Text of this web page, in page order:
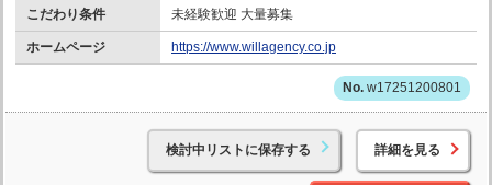
こだわり条件 未経験歓迎 大量募集
ホームページ https://www.willagency.co.jp
w17251200801
検討中リストに保存する 詳細を見る